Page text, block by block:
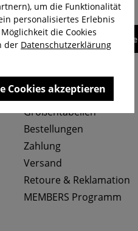
Lieferzeit 1-3 Werktage
Service & FAQ
Größentabellen
Bestellungen
Zahlung
Versand
Retoure & Reklamation
MEMBERS Programm
um die Funktionalität
personalisiertes Erlebnis
die Cookies
der Datenschutzerklärung
Cookies akzeptieren